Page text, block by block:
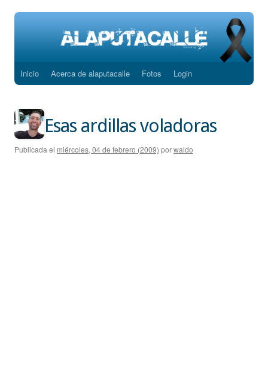
Saltar
contenido
Inicio Acerca de alaputacalle Fotos Login
Esas ardillas voladoras
Publicada el miércoles, 04 de febrero (2009) porwaldo